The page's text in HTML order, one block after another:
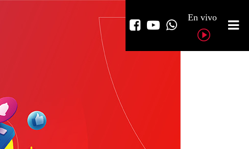
En vivo